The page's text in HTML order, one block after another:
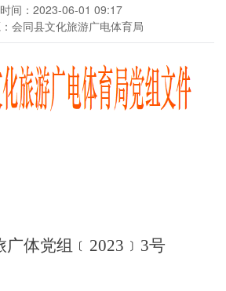
间：2023-06-01 09:17
会同县文化旅游广电体育局
广体党组 ﹝ 2023 ﹞ 3号